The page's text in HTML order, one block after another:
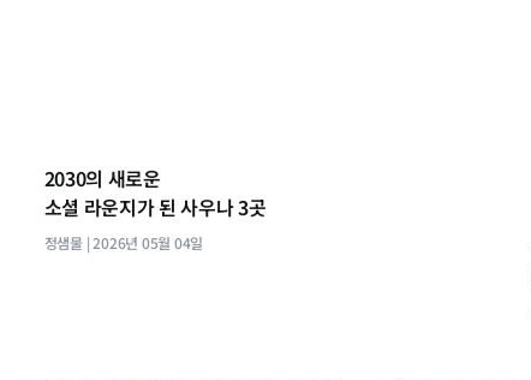
2030의 새로운
소셜 라운지가 된 사우나 3곳
정샘물 2026년 05월 04일